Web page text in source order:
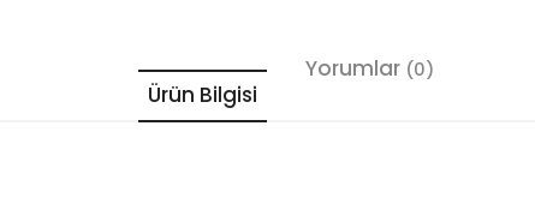
Ürün Bilgisi
Yorumlar (0)